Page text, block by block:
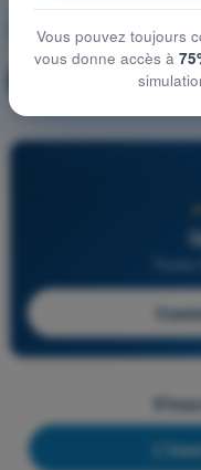
Navigation
PRO
Vous pouvez toujours
vous donne accès à